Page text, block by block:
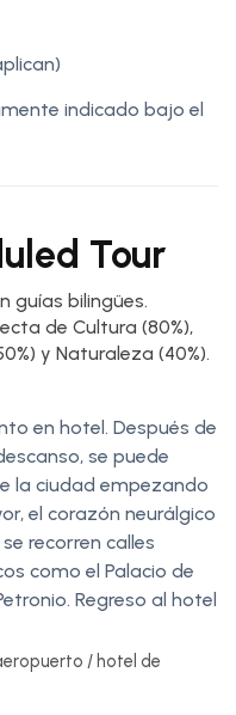
indicado bajo el
Tour
guías bilingües.
de Cultura (80%),
y Naturaleza (40%).
en hotel. Después de
se puede
la ciudad empezando
el corazón neurálgico
recorren calles
como el Palacio de
Regreso al hotel
/ hotel de